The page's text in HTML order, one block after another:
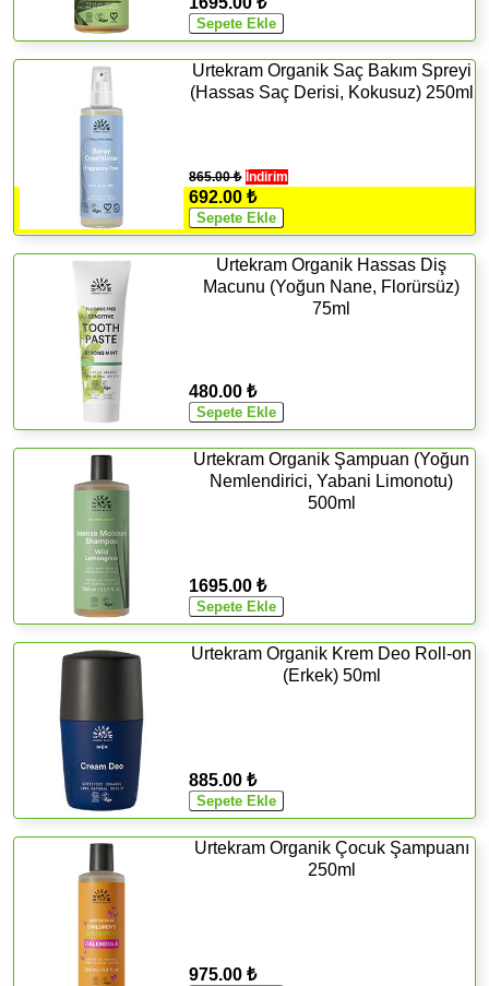
Urtekram Organik Saç Bakım Spreyi
(Hassas Saç Derisi, Kokusuz) 250ml
865.00 ₺ İndirim
692.00 ₺
Urtekram Organik Hassas Diş
Macunu (Yoğun Nane, Florürsüz)
75ml
480.00 ₺
Urtekram Organik Şampuan (Yoğun
Nemlendirici, Yabani Limonotu)
500ml
1695.00 ₺
Urtekram Organik Krem Deo Roll-on
(Erkek) 50ml
885.00 ₺
Urtekram Organik Çocuk Şampuanı
250ml
975.00 ₺